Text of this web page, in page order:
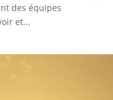
des équipes
et...